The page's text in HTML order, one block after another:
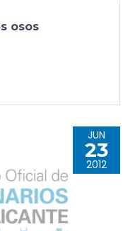
osos
JUN
23
2012